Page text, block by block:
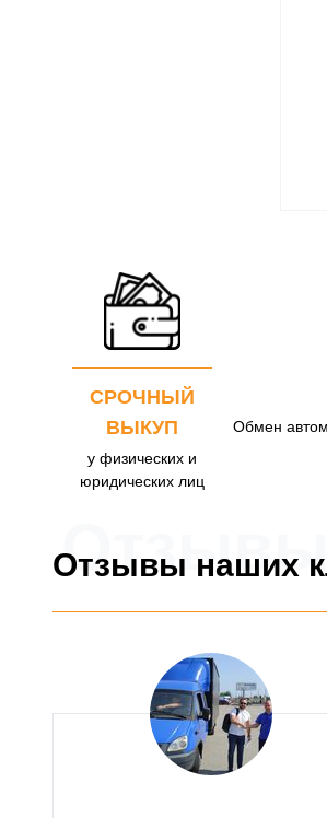
СРОЧНЫЙ
ВЫКУП
у физических и
юридических лиц
Обмен
Отзывы наших
Отзывы